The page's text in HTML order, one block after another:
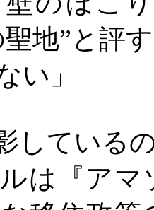
聖地”と評
い」
ている
は『アマ